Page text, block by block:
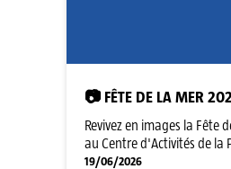
📷 FÊTE DE LA MER
Revivez en images la Fête
au Centre d'Activités de la
19/06/2026